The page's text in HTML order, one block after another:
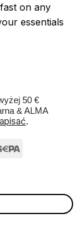
on any
essentials
50 €
& ALMA
.